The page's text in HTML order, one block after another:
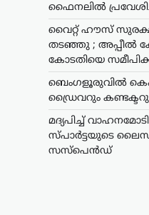
ഫൈനലിൽ
വൈറ്റ് ഹൗസ്
തടഞ്ഞു ; അപ്പീൽ
കോടതിയെ
ബെംഗളൂരുവിൽ
ഡ്രൈവറും കണ്ടക്ടറും
മദ്യപിച്ച്
സ്പാർട്ടയുടെ
സസ്‌പെൻഡ്